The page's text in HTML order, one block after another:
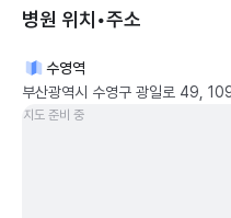
병원 위치•주소
수영역
부산광역시 수영구 광일로 49,
지도 준비 중